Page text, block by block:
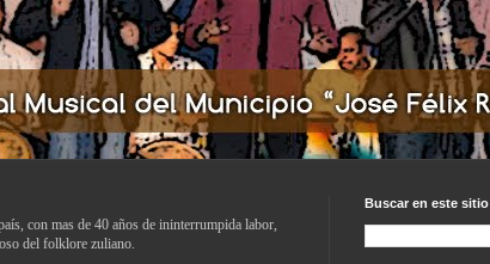
con mas de 40 años de ininterrumpida labor,
del folklore zuliano.
Buscar en este sitio